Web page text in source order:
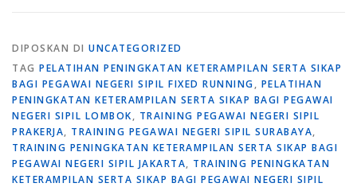
DIPOSKAN DI UNCATEGORIZED
TAG PELATIHAN PENINGKATAN KETERAMPILAN SERTA SIKAP
BAGI PEGAWAI NEGERI SIPIL FIXED RUNNING, PELATIHAN
PENINGKATAN KETERAMPILAN SERTA SIKAP BAGI PEGAWAI
NEGERI SIPIL LOMBOK, TRAINING PEGAWAI NEGERI SIPIL
PRAKERJA, TRAINING PEGAWAI NEGERI SIPIL SURABAYA,
TRAINING PENINGKATAN KETERAMPILAN SERTA SIKAP BAGI
PEGAWAI NEGERI SIPIL JAKARTA, TRAINING PENINGKATAN
KETERAMPILAN SERTA SIKAP BAGI PEGAWAI NEGERI SIPIL